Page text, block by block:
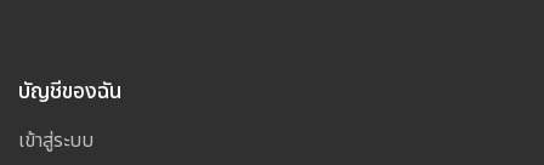
บัญชีของฉัน
เข้าสู่ระบบ